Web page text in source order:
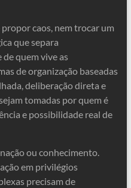
caos, nem trocar um
que separa
quem vive as
de organização baseadas
deliberação direta e
tomadas por quem é
e possibilidade real de
ou conhecimento.
em privilégios
precisam de